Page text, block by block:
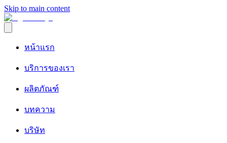
Skip to main content
หน้าแรก
บริการของเรา
ผลิตภัณฑ์
บทความ
บริษัท